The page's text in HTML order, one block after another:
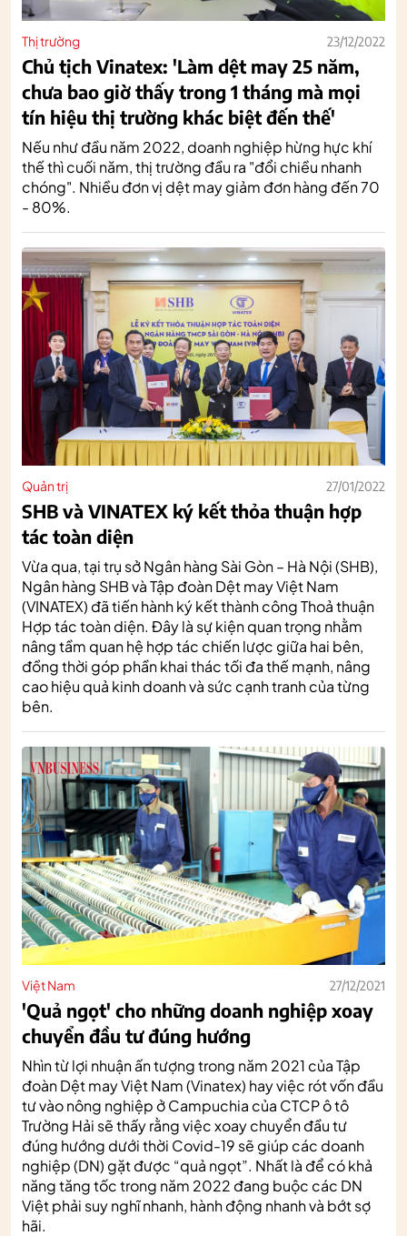
Thị trường 23/12/2022
Chủ tịch Vinatex: 'Làm dệt may 25 năm,
chưa bao giờ thấy trong 1 tháng mà mọi
tín hiệu thị trường khác biệt đến thế'
Nếu như đầu năm 2022, doanh nghiệp hừng hực khí
thế thì cuối năm, thị trường đầu ra "đổi chiều nhanh
chóng". Nhiều đơn vị dệt may giảm đơn hàng đến 70
- 80%.
Quản trị 27/01/2022
SHB và VINATEX ký kết thỏa thuận hợp
tác toàn diện
Vừa qua, tại trụ sở Ngân hàng Sài Gòn – Hà Nội (SHB),
Ngân hàng SHB và Tập đoàn Dệt may Việt Nam
(VINATEX) đã tiến hành ký kết thành công Thoả thuận
Hợp tác toàn diện. Đây là sự kiện quan trọng nhằm
nâng tầm quan hệ hợp tác chiến lược giữa hai bên,
đồng thời góp phần khai thác tối đa thế mạnh, nâng
cao hiệu quả kinh doanh và sức cạnh tranh của từng
bên.
Việt Nam 27/12/2021
'Quả ngọt' cho những doanh nghiệp xoay
chuyển đầu tư đúng hướng
Nhìn từ lợi nhuận ấn tượng trong năm 2021 của Tập
đoàn Dệt may Việt Nam (Vinatex) hay việc rót vốn đầu
tư vào nông nghiệp ở Campuchia của CTCP ô tô
Trường Hải sẽ thấy rằng việc xoay chuyển đầu tư
đúng hướng dưới thời Covid-19 sẽ giúp các doanh
nghiệp (DN) gặt được “quả ngọt”. Nhất là để có khả
năng tăng tốc trong năm 2022 đang buộc các DN
Việt phải suy nghĩ nhanh, hành động nhanh và bớt sợ
hãi.